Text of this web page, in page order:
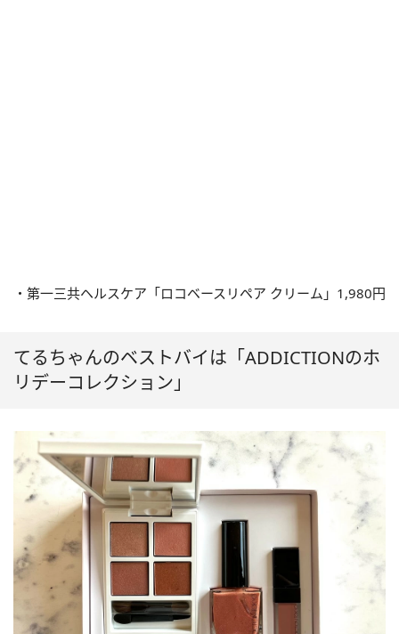
・第一三共ヘルスケア「ロコベースリペア クリーム」1,980円
てるちゃんのベストバイは「ADDICTIONのホ
リデーコレクション」